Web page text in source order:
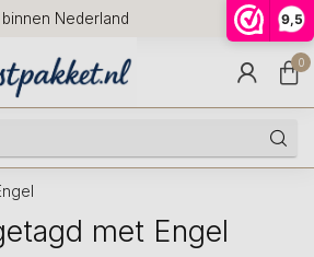
9,5
Nederland
Voor
huis
9.5
0
met Engel